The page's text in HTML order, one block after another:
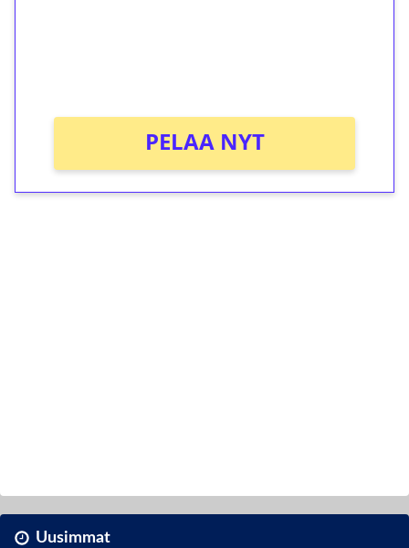
PELAA NYT
Uusimmat